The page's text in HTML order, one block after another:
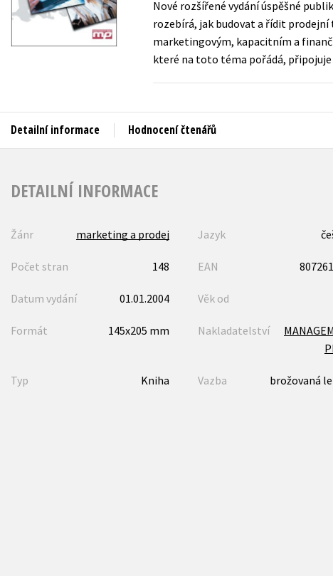
Auto - moto
Beletrie pro děti
Jazyky
Kalendáře
Nové rozšířené vydání úspěšné
rozebírá, jak budovat a řídit
marketingovým, kapacitním a
které na toto téma pořádá,
Detailní informace Hodnocení čtenářů
DETAILNÍ INFORMACE
Žánr marketing a prodej Jazyk
Počet stran 148 EAN
Datum vydání 01.01.2004 Věk od
Formát 145x205 mm Nakladatelství
Typ Kniha Vazba brožovaná